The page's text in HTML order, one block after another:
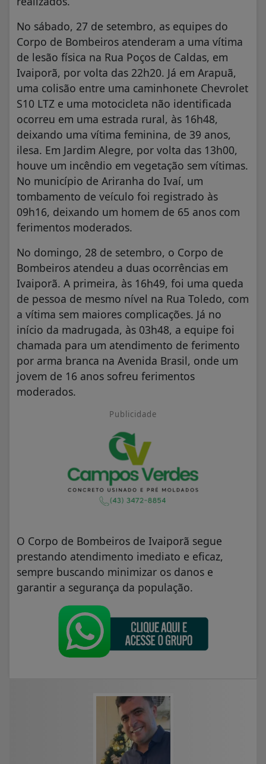
No sábado, 27 de setembro, as equipes do
Corpo de Bombeiros atenderam a uma vítima
de lesão física na Rua Poços de Caldas, em
Ivaiporã, por volta das 22h20. Já em Arapuã,
uma colisão entre uma caminhonete Chevrolet
S10 LTZ e uma motocicleta não identificada
ocorreu em uma estrada rural, às 16h48,
deixando uma vítima feminina, de 39 anos,
ilesa. Em Jardim Alegre, por volta das 13h00,
houve um incêndio em vegetação sem vítimas.
No município de Ariranha do Ivaí, um
tombamento de veículo foi registrado às
09h16, deixando um homem de 65 anos com
ferimentos moderados.
No domingo, 28 de setembro, o Corpo de
Bombeiros atendeu a duas ocorrências em
Ivaiporã. A primeira, às 16h49, foi uma queda
de pessoa de mesmo nível na Rua Toledo, com
a vítima sem maiores complicações. Já no
início da madrugada, às 03h48, a equipe foi
chamada para um atendimento de ferimento
por arma branca na Avenida Brasil, onde um
jovem de 16 anos sofreu ferimentos
moderados.
Publicidade
O Corpo de Bombeiros de Ivaiporã segue
prestando atendimento imediato e eficaz,
sempre buscando minimizar os danos e
garantir a segurança da população.